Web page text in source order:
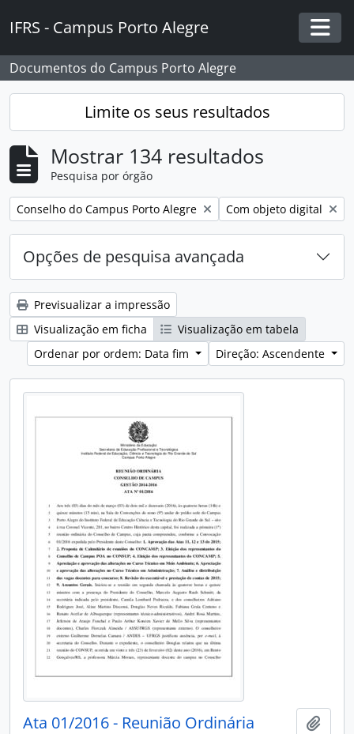
IFRS - Campus Porto Alegre
Documentos do Campus Porto Alegre
Limite os seus resultados
Mostrar 134 resultados
Pesquisa por órgão
Remover filtro:
Conselho do Campus Porto Alegre Remover filtro:
Com objeto digital
Opções de pesquisa avançada
Previsualizar a impressão
Visualização em ficha
Visualização em tabela
Ordenar por ordem: Data fim
Direção: Ascendente
Ata 01/2016 - Reunião Ordinária